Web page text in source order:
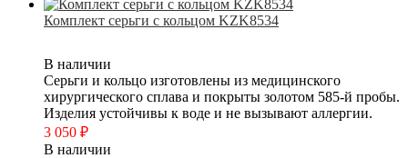
Комплект серьги с кольцом KZK8534
В наличии
Серьги и кольцо изготовлены из медицинского
хирургического сплава и покрыты золотом 585-й пробы.
Изделия устойчивы к воде и не вызывают аллергии.
3 050 ₽
В наличии